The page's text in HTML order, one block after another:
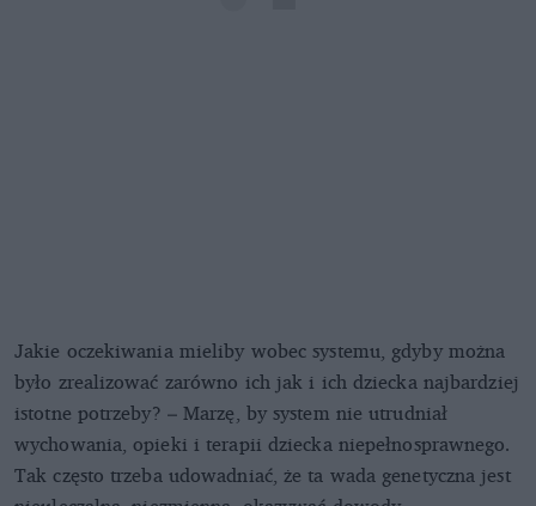
Jakie oczekiwania mieliby wobec systemu, gdyby można
było zrealizować zarówno ich jak i ich dziecka najbardziej
istotne potrzeby? – Marzę, by system nie utrudniał
wychowania, opieki i terapii dziecka niepełnosprawnego.
Tak często trzeba udowadniać, że ta wada genetyczna jest